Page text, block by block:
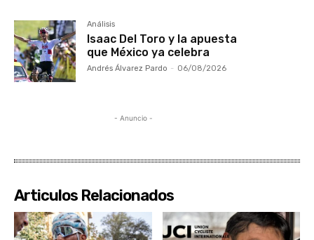
Análisis
Isaac Del Toro y la apuesta
que México ya celebra
Andrés Álvarez Pardo - 06/08/2026
- Anuncio -
Articulos Relacionados